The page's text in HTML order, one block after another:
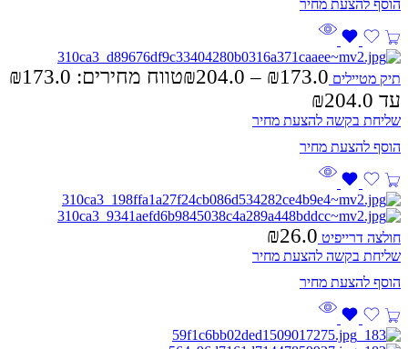
תיק מטיילים ₪173.0
–
₪204.0
עד ⁦₪204.0⁩
שליחת בקשה להצעת מחיר
חולצה דרייפיט ₪26.0
שליחת בקשה להצעת מחיר